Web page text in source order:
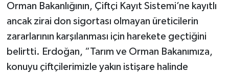
Orman Bakanlığının, Çiftçi Kayıt Sistemi’ne kayıtlı
ancak zirai don sigortası olmayan üreticilerin
zararlarının karşılanması için harekete geçtiğini
belirtti. Erdoğan, “Tarım ve Orman Bakanımıza,
konuyu çiftçilerimizle yakın istişare halinde